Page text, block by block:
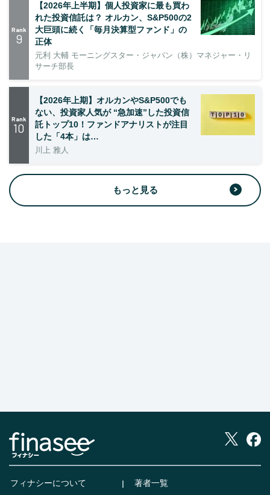
Rank
9
【2026年上半期】個人投資家に最も買わ
れた投資信託は？ オルカン、S&P500の2
大巨頭に続く「毎月決算型ファンド」の
正体
元利 大輔 モーニングスター・ジャパン（株）マネジャー・リ
サーチ部長
Rank
10
【2026年上期】オルカンやS&P500でも
ない、投資家人気が “急加速”した投資信
託トップ10！ファンドアナリストが注目
した「4本」は…
川上 雅人
もっと見る
フィナシーについて
著者一覧